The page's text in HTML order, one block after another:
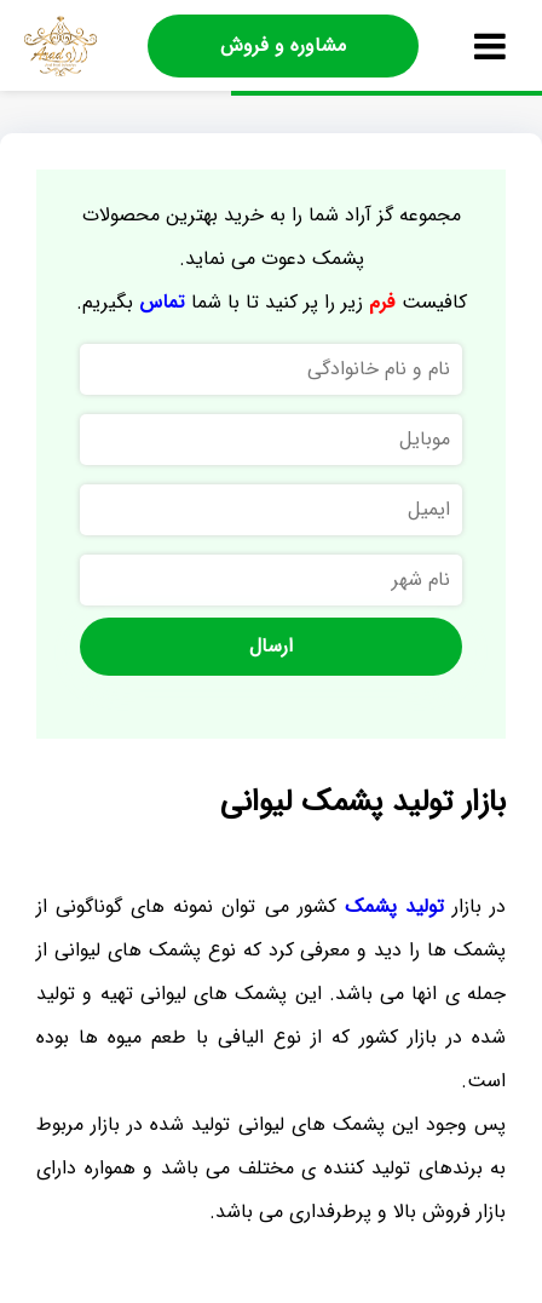
مشاوره و فروش
مجموعه گز آراد شما را به خرید بهترین محصولات
پشمک دعوت می نماید.
کافیستفرم زیر را پر کنید تا با شماتماس بگیریم.
نام
و
نام
خانوادگی
موبایل
ایمیل
نام
شهر
بازار تولید پشمک لیوانی
در بازارتولید پشمک کشور می توان نمونه های گوناگونی از
پشمک ها را دید و معرفی کرد که نوع پشمک های لیوانی از
جمله ی انها می باشد. این پشمک های لیوانی تهیه و تولید
شده در بازار کشور که از نوع الیافی با طعم میوه ها بوده
است.
پس وجود این پشمک های لیوانی تولید شده در بازار مربوط
به برندهای تولید کننده ی مختلف می باشد و همواره دارای
بازار فروش بالا و پرطرفداری می باشد.